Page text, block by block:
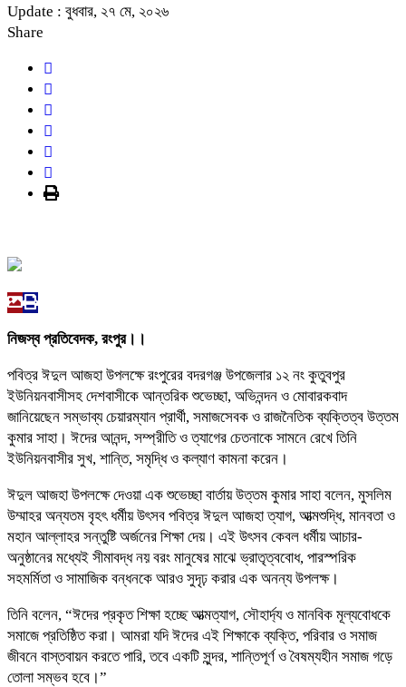
Update : বুধবার, ২৭ মে, ২০২৬
Share
নিজস্ব প্রতিবেদক, রংপুর।।
পবিত্র ঈদুল আজহা উপলক্ষে রংপুরের বদরগঞ্জ উপজেলার ১২ নং কুতুবপুর
ইউনিয়নবাসীসহ দেশবাসীকে আন্তরিক শুভেচ্ছা, অভিনন্দন ও মোবারকবাদ
জানিয়েছেন সম্ভাব্য চেয়ারম্যান প্রার্থী, সমাজসেবক ও রাজনৈতিক ব্যক্তিত্ব উত্তম
কুমার সাহা। ঈদের আনন্দ, সম্প্রীতি ও ত্যাগের চেতনাকে সামনে রেখে তিনি
ইউনিয়নবাসীর সুখ, শান্তি, সমৃদ্ধি ও কল্যাণ কামনা করেন।
ঈদুল আজহা উপলক্ষে দেওয়া এক শুভেচ্ছা বার্তায় উত্তম কুমার সাহা বলেন, মুসলিম
উম্মাহর অন্যতম বৃহৎ ধর্মীয় উৎসব পবিত্র ঈদুল আজহা ত্যাগ, আত্মশুদ্ধি, মানবতা ও
মহান আল্লাহর সন্তুষ্টি অর্জনের শিক্ষা দেয়। এই উৎসব কেবল ধর্মীয় আচার-
অনুষ্ঠানের মধ্যেই সীমাবদ্ধ নয় বরং মানুষের মাঝে ভ্রাতৃত্ববোধ, পারস্পরিক
সহমর্মিতা ও সামাজিক বন্ধনকে আরও সুদৃঢ় করার এক অনন্য উপলক্ষ।
তিনি বলেন, “ঈদের প্রকৃত শিক্ষা হচ্ছে আত্মত্যাগ, সৌহার্দ্য ও মানবিক মূল্যবোধকে
সমাজে প্রতিষ্ঠিত করা। আমরা যদি ঈদের এই শিক্ষাকে ব্যক্তি, পরিবার ও সমাজ
জীবনে বাস্তবায়ন করতে পারি, তবে একটি সুন্দর, শান্তিপূর্ণ ও বৈষম্যহীন সমাজ গড়ে
তোলা সম্ভব হবে।”